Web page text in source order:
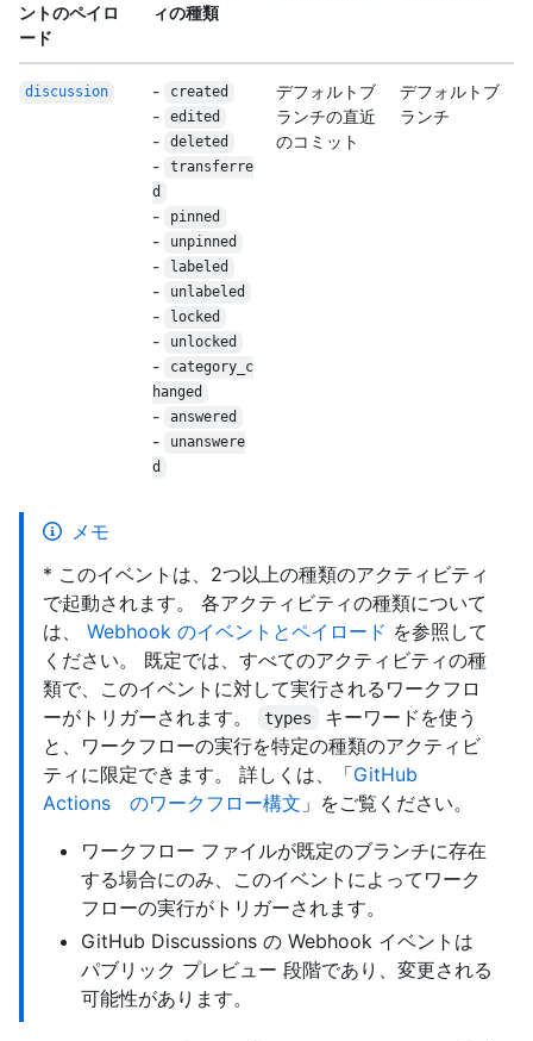
ントのペイロ
ード
ィの種類
discussion - created
- edited
- deleted
-
transferre
d
- pinned
- unpinned
- labeled
- unlabeled
- locked
- unlocked
-
category_c
hanged
- answered
-
unanswere
d
デフォルトブ
ランチの直近
のコミット
デフォルトブ
ランチ
メモ
* このイベントは、2つ以上の種類のアクティビティ
で起動されます。 各アクティビティの種類について
は、 Webhook のイベントとペイロード を参照して
ください。 既定では、すべてのアクティビティの種
類で、このイベントに対して実行されるワークフロ
ーがトリガーされます。
types
キーワードを使う
と、ワークフローの実行を特定の種類のアクティビ
ティに限定できます。 詳しくは、「GitHub
Actions のワークフロー構文 」をご覧ください。
ワークフロー ファイルが既定のブランチに存在
する場合にのみ、このイベントによってワーク
フローの実行がトリガーされます。
GitHub Discussions の Webhook イベントは
パブリック プレビュー 段階であり、変更される
可能性があります。